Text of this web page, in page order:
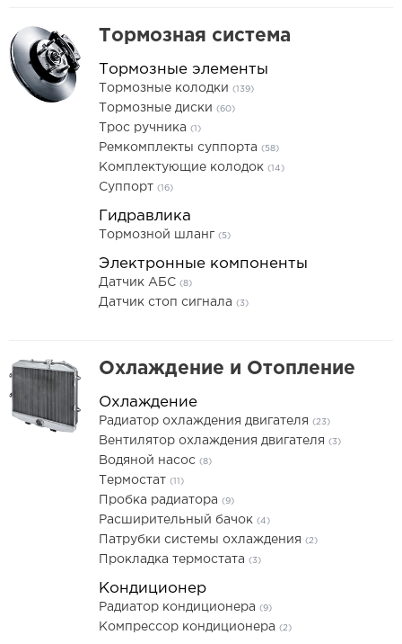
Тормозная система
Тормозные элементы
Тормозные колодки (139)
Тормозные диски (60)
Трос ручника (1)
Ремкомплекты суппорта (58)
Комплектующие колодок (14)
Суппорт (16)
Гидравлика
Тормозной шланг (5)
Электронные компоненты
Датчик АБС (8)
Датчик стоп сигнала (3)
Охлаждение и Отопление
Охлаждение
Радиатор охлаждения двигателя (23)
Вентилятор охлаждения двигателя (3)
Водяной насос (8)
Термостат (11)
Пробка радиатора (9)
Расширительный бачок (4)
Патрубки системы охлаждения (2)
Прокладка термостата (3)
Кондиционер
Радиатор кондиционера (9)
Компрессор кондиционера (2)